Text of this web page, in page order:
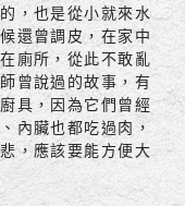
，也是從小就來水
還曾調皮，在家中
廁所，從此不敢亂
曾說過的故事，有
具，因為它們曾經
內臟也都吃過肉，
，應該要能方便大